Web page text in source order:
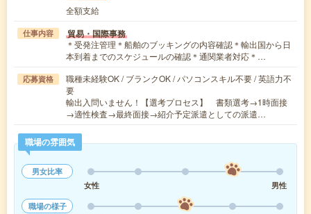
全額支給
仕事内容 貿易・国際事務
＊受発注管理＊船舶のブッキングの内容確認＊輸出国から日
本到着までのスケジュールの確認＊通関業者対応＊…
応募資格
職種未経験OK / ブランクOK / パソコンスキル不要 / 英語力不
要
輸出入問いません！【選考プロセス】 書類選考→1時面接
→適性検査→最終面接→紹介予定派遣としての派遣…
職場の雰囲気
男女比率
女性
男性
職場の様子